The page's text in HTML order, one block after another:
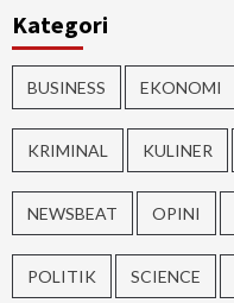
Kategori
BUSINESS EKONOMI
KRIMINAL KULINER
NEWSBEAT OPINI
POLITIK SCIENCE